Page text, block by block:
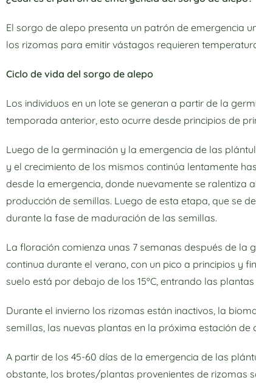
El sorgo de alepo presenta un patrón de emergencia
los rizomas para emitir vástagos requieren
Ciclo de vida del sorgo de alepo
Los individuos en un lote se generan a partir de la
temporada anterior, esto ocurre desde principios de
Luego de la germinación y la emergencia de las
y el crecimiento de los mismos continúa lentamente
desde la emergencia, donde nuevamente se
producción de semillas. Luego de esta etapa, que se
durante la fase de maduración de las semillas.
La floración comienza unas 7 semanas después de la
continua durante el verano, con un pico a principios y
suelo está por debajo de los 15ºC, entrando las
Durante el invierno los rizomas están inactivos, la
semillas, las nuevas plantas en la próxima estación de
A partir de los 45-60 días de la emergencia de las
obstante, los brotes/plantas provenientes de rizomas